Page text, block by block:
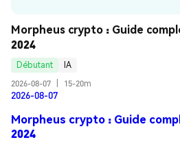
Morpheus crypto : Guide
2024
Débutant
IA
2026-08-07
15-20m
2026-08-07
Morpheus crypto : Guide
2024